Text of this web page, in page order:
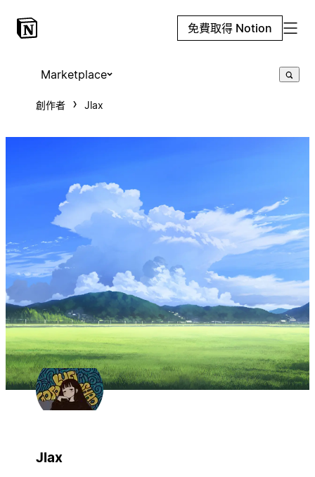
免費取得 Notion
Marketplace
創作者 Jlax
Jlax